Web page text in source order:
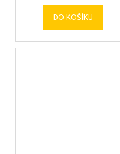
DO KOŠÍKU